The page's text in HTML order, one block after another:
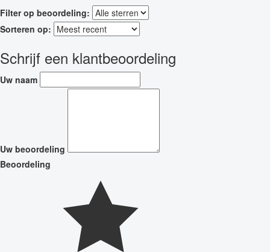
Filter op beoordeling:
Sorteren op:
Schrijf een klantbeoordeling
Uw naam
Uw beoordeling
Beoordeling